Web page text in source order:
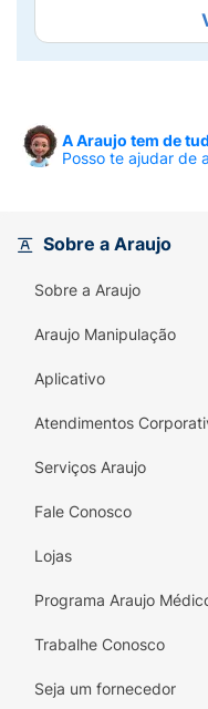
belíssima
flores brancas
laranjas e
acabamento
dourado/bronze,
garantindo
solado
segurança
correrem e
Principais
Design
perfeita para
nas tiras que dá
modernidade à
Conforto
borracha de alta
A Araujo tem de
Posso te ajudar de
Sobre a Araujo
Sobre a Araujo
Araujo Manipulação
Aplicativo
Atendimentos
Serviços Araujo
Fale Conosco
Lojas
Programa Araujo
Trabalhe Conosco
Seja um fornecedor